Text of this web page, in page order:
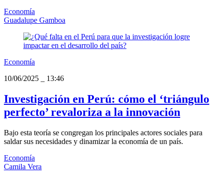
Economía
Guadalupe Gamboa
Economía
10/06/2025
13:46
Investigación en Perú: cómo el ‘triángulo
perfecto’ revaloriza a la innovación
Bajo esta teoría se congregan los principales actores sociales para
saldar sus necesidades y dinamizar la economía de un país.
Economía
Camila Vera